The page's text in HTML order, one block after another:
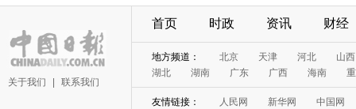
关于我们 联系我们
首页 时政 资讯 财经
地方频道： 北京 天津 河北
山西
湖北
湖南 广东 广西 海南
友情链接： 人民网 新华网
中国网